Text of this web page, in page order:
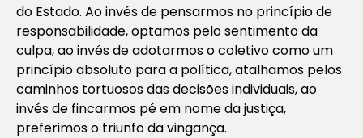
do Estado. Ao invés de pensarmos no princípio de
responsabilidade, optamos pelo sentimento da
culpa, ao invés de adotarmos o coletivo como um
princípio absoluto para a política, atalhamos pelos
caminhos tortuosos das decisões individuais, ao
invés de fincarmos pé em nome da justiça,
preferimos o triunfo da vingança.